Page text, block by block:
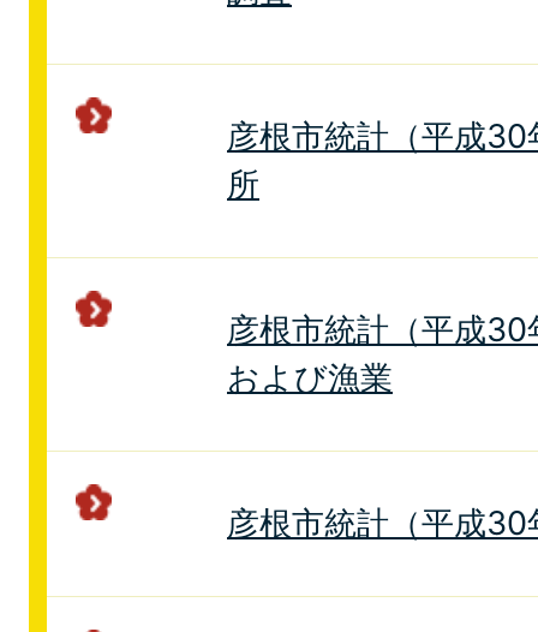
彦根市統計（平成
所
彦根市統計（平成
および漁業
彦根市統計（平成